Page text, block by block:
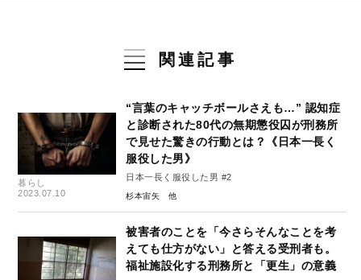
関連記事
暮らし
2023.07.10
“言葉のキャッチボールさえも…” 認知症
と診断された80代の無期懲役囚が刑務所
で見せた驚きの行動とは？《日本一長く
服役した男》
日本一長く服役した男 #2
杉本宙矢
被害者のことを「今さらそんなことを考
えても仕方がない」と答える受刑者も。
福祉施設化する刑務所と「更生」の意義